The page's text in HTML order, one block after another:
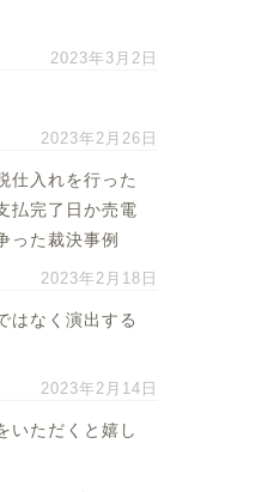
2023年3月2日
2023年2月26日
仕入れを行った
払完了日か売電
った裁決事例
2023年2月18日
はなく演出する
2023年2月14日
いただくと嬉し